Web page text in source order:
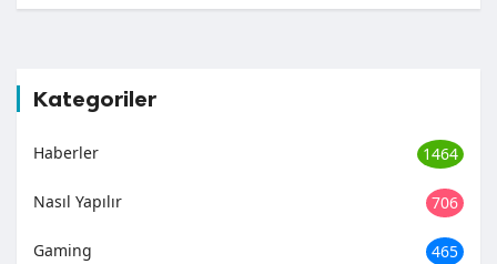
Kategoriler
Haberler 1464
Nasıl Yapılır 706
Gaming 465